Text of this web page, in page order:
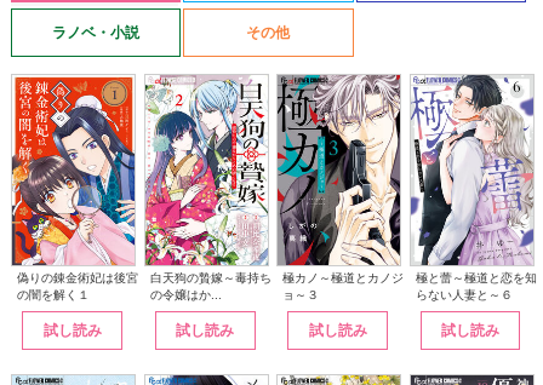
ラノベ・小説 その他
偽りの錬金術妃は後宮
の闇を解く１
試し読み
白天狗の贄嫁～毒持ち
の令嬢はか...
試し読み
極カノ～極道とカノジ
ョ～３
試し読み
極と蕾～極道と恋を知
らない人妻と～６
試し読み